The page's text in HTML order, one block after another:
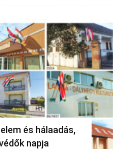
és hálaadás,
napja